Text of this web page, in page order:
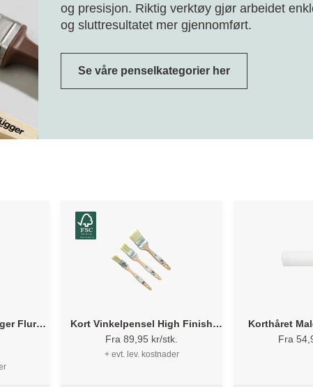
og presisjon. Riktig verktøy gjør arbeidet
og sluttresultatet mer gjennomført.
Se våre penselkategorier her
Fluren
use
Kort Vinkelpensel High Finish
1134 - Flügger
Fra 89,95 kr/stk.
+ evt. lev. kostnader
Korthåret
Fra